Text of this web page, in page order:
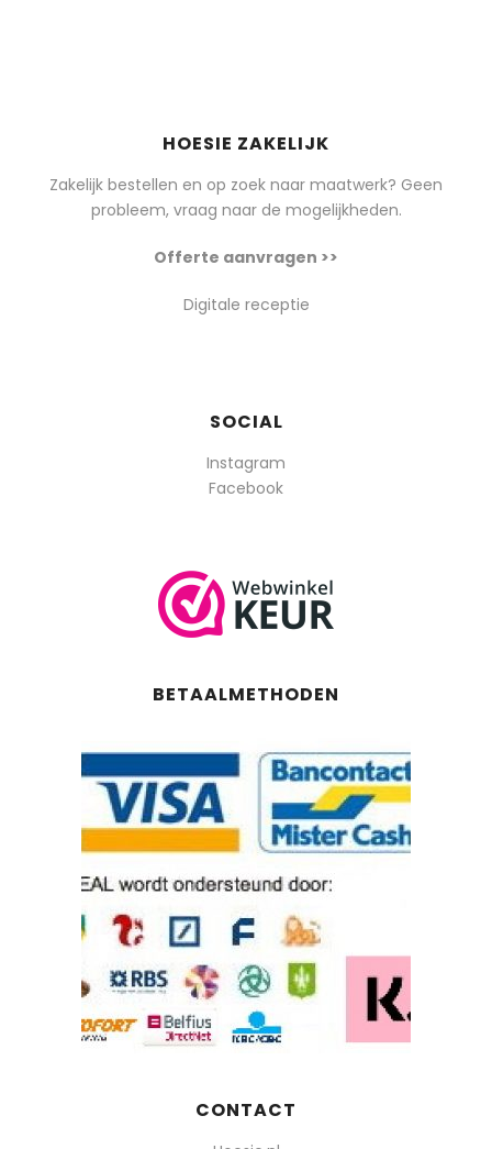
HOESIE ZAKELIJK
Zakelijk bestellen en op zoek naar maatwerk? Geen
probleem, vraag naar de mogelijkheden.
Offerte aanvragen >>
Digitale receptie
SOCIAL
Instagram
Facebook
BETAALMETHODEN
CONTACT